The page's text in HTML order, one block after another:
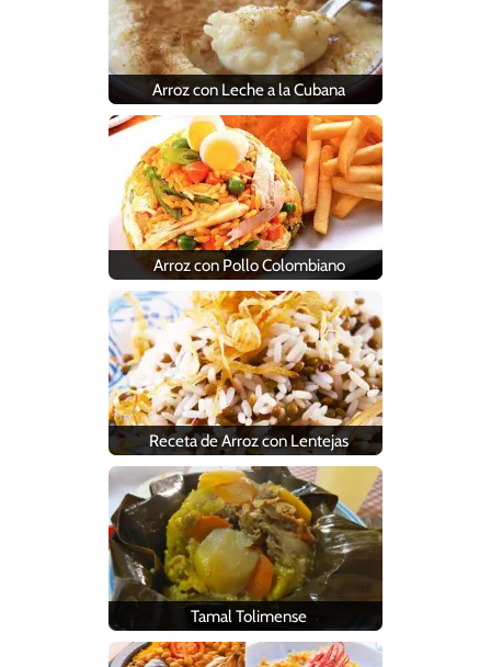
Arroz con Leche a la Cubana
Arroz con Pollo Colombiano
Receta de Arroz con Lentejas
Tamal Tolimense